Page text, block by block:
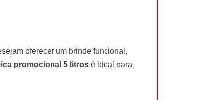
oferecer um brinde funcional,
promocional 5 litros é ideal para